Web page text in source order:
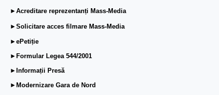
►Acreditare reprezentanți Mass-Media
►Solicitare acces filmare Mass-Media
►ePetiție
►Formular Legea 544/2001
►Informații Presă
►Modernizare Gara de Nord